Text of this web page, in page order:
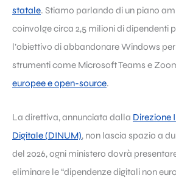
statale. Stiamo parlando di un piano
coinvolge circa 2,5 milioni di dipendenti
l’obiettivo di abbandonare Windows
strumenti come Microsoft Teams e
europee e open-source.
La direttiva, annunciata dalla Direzione
Digitale (DINUM), non lascia spazio a
del 2026, ogni ministero dovrà
eliminare le “dipendenze digitali non